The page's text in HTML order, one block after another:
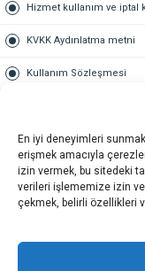
En iyi deneyimleri
erişmek amacıyla
izin vermek, bu sitedeki
verileri işlememize izin
çekmek, belirli özellikleri
Hizmet kullanım ve iptal
KVKK Aydınlatma metni
Kullanım Sözleşmesi
Gold üyelik nedir
Kariyer